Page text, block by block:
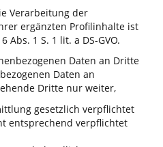
Verarbeitung der
ergänzten Profilinhalte ist
Abs. 1 S. 1 lit. a DS-GVO.
Daten an Dritte
Daten an
Dritte nur weiter,
gesetzlich verpflichtet
entsprechend verpflichtet